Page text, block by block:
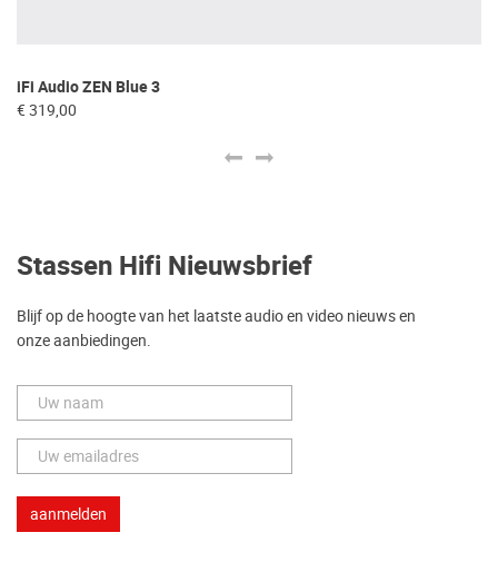
iFi Audio ZEN Blue 3
€ 319,00
Stassen Hifi Nieuwsbrief
Blijf op de hoogte van het laatste audio en video nieuws en
onze aanbiedingen.